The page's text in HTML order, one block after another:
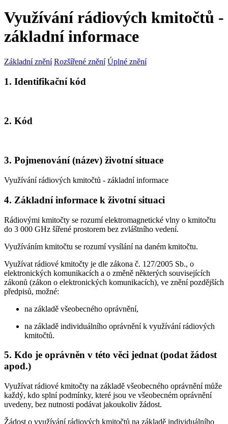
Využívání rádiových kmitočtů -
základní informace
Základní znění Rozšířené znění Úplné znění
1. Identifikační kód
2. Kód
3. Pojmenování (název) životní situace
Využívání rádiových kmitočtů - základní informace
4. Základní informace k životní situaci
Rádiovými kmitočty se rozumí elektromagnetické vlny o kmitočtu
do 3 000 GHz šířené prostorem bez zvláštního vedení.
Využíváním kmitočtu se rozumí vysílání na daném kmitočtu.
Využívat rádiové kmitočty je dle zákona č. 127/2005 Sb., o
elektronických komunikacích a o změně některých souvisejících
zákonů (zákon o elektronických komunikacích), ve znění pozdějších
předpisů, možné:
na základě všeobecného oprávnění,
na základě individuálního oprávnění k využívání rádiových
kmitočtů.
5. Kdo je oprávněn v této věci jednat (podat žádost
apod.)
Využívat rádiové kmitočty na základě všeobecného oprávnění může
každý, kdo splní podmínky, které jsou ve všeobecném oprávnění
uvedeny, bez nutnosti podávat jakoukoliv žádost.
Žádost o využívání rádiových kmitočtů na základě individuálního